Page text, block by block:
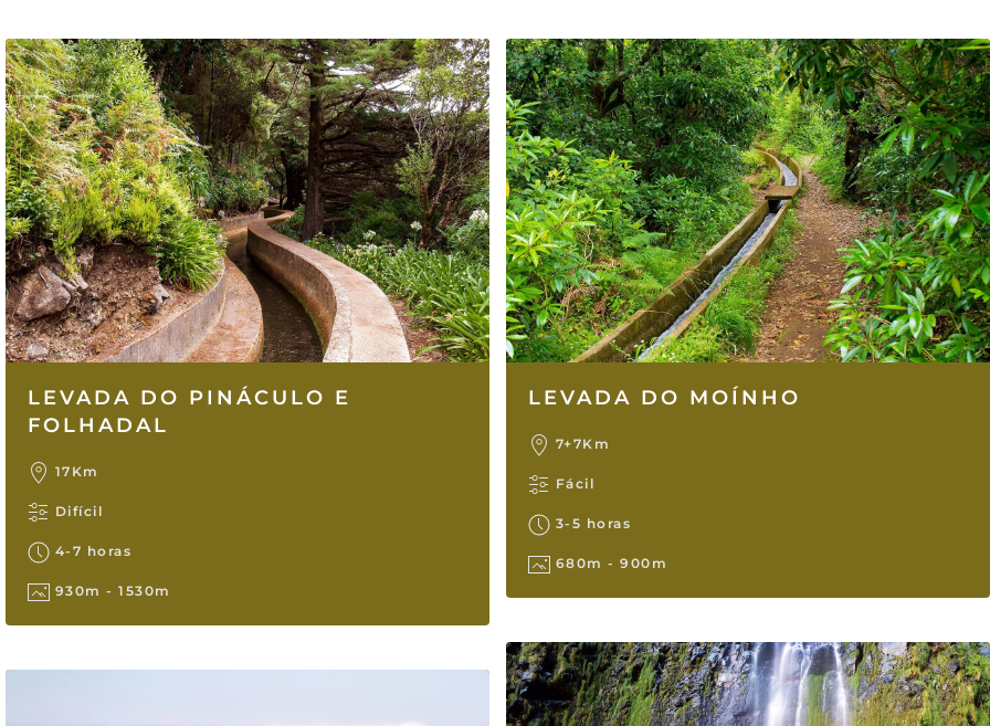
LEVADA DO PINÁCULO E
FOLHADAL
17Km
Difícil
4-7 horas
930m - 1530m
LEVADA DO MOÍNHO
7+7Km
Fácil
3-5 horas
680m - 900m